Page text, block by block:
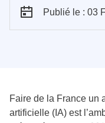
Publié le : 03
Faire de la France un
artificielle (IA) est